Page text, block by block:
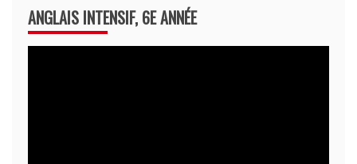
ANGLAIS INTENSIF, 6E ANNÉE